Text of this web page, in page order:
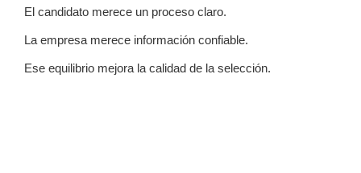
El candidato merece un proceso claro.
La empresa merece información confiable.
Ese equilibrio mejora la calidad de la selección.